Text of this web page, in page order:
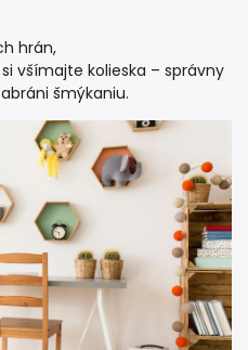
hrán,
všímajte kolieska – správny
šmýkaniu.